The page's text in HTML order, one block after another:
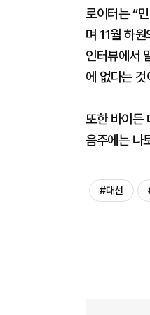
로이터는 “
며 11월 하
인터뷰에서
에 없다는 것
또한 바이든
음주에는 나
#대선